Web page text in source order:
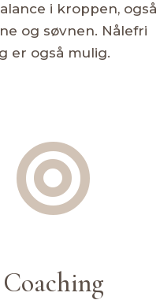
i kroppen, også
og søvnen. Nålefri
er også mulig.

Coaching